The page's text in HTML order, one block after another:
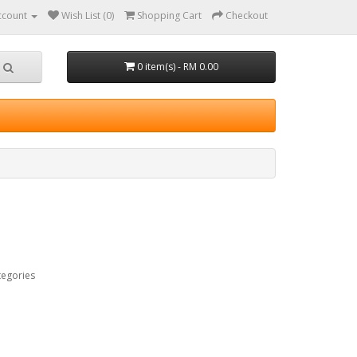
Wish List (0) Shopping Cart Checkout
0 item(s) - RM 0.00